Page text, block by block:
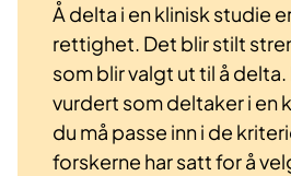
Å delta i en klinisk studie
rettighet. Det blir stilt
som blir valgt ut til å delta.
vurdert som deltaker i en
du må passe inn i de
forskerne har satt for å